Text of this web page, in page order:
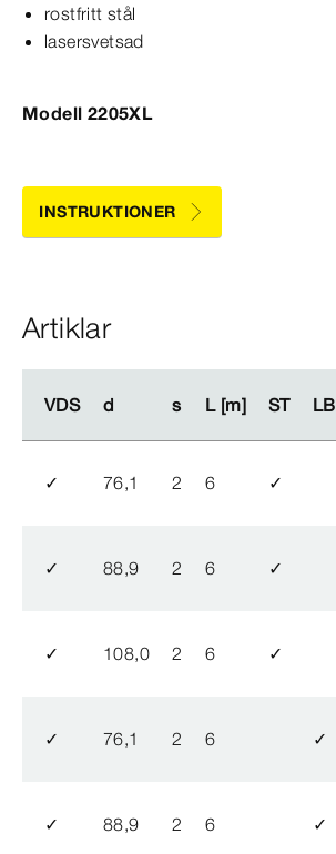
rostfritt stål
lasersvetsad
Modell 2205XL
INSTRUKTIONER
Artiklar
VDS d s L [m] ST LB
VDS d s L [m] ST LB
✓ 76,1 2 6 ✓
✓ 88,9 2 6 ✓
✓ 108,0 2 6 ✓
✓ 76,1 2 6 ✓
✓ 88,9 2 6 ✓